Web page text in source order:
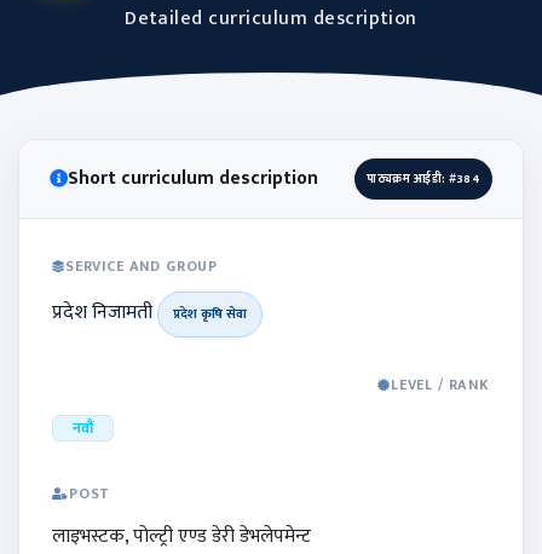
Detailed curriculum description
Short curriculum description पाठ्यक्रम आईडी: #384
SERVICE AND GROUP
प्रदेश निजामती प्रदेश कृषि सेवा
LEVEL / RANK
नवौं
POST
लाइभस्टक, पोल्ट्री एण्ड डेरी डेभलेपमेन्ट